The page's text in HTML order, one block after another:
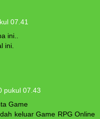
07.41
ini..
ini.
pukul 07.43
Game
keluar Game RPG Online